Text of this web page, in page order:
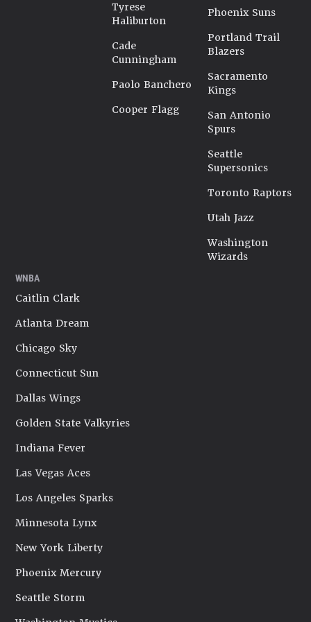
Tyrese
Haliburton
Cade
Cunningham
Paolo Banchero
Cooper Flagg
Phoenix Suns
Portland Trail
Blazers
Sacramento
Kings
San Antonio
Spurs
Seattle
Supersonics
Toronto Raptors
Utah Jazz
Washington
Wizards
WNBA
Caitlin Clark
Atlanta Dream
Chicago Sky
Connecticut Sun
Dallas Wings
Golden State Valkyries
Indiana Fever
Las Vegas Aces
Los Angeles Sparks
Minnesota Lynx
New York Liberty
Phoenix Mercury
Seattle Storm